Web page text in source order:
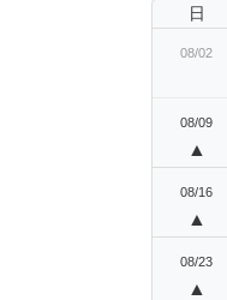
日
08/02
08/09
▲
08/16
▲
08/23
▲